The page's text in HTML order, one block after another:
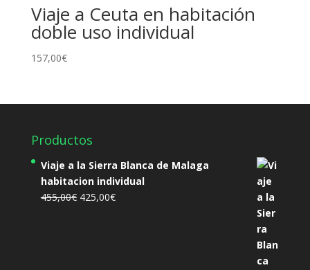
Viaje a Ceuta en habitación
doble uso individual
157,00€
Productos
Viaje a la Sierra Blanca de Malaga
habitacion individual
455,00€ El
425,00€El